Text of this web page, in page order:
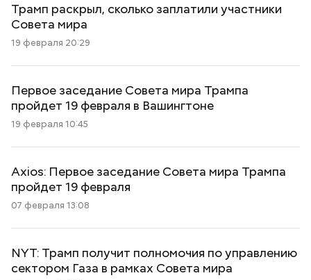
Трамп раскрыл, сколько заплатили участники
Совета мира
19 февраля 20:29
Первое заседание Совета мира Трампа
пройдет 19 февраля в Вашингтоне
19 февраля 10:45
Axios: Первое заседание Совета мира Трампа
пройдет 19 февраля
07 февраля 13:08
NYT: Трамп получит полномочия по управлению
сектором Газа в рамках Совета мира